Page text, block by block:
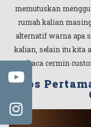
memutuskan
rumah kalian
alternatif warna apa
kalian, selain itu kita
kaca cermin
Tips